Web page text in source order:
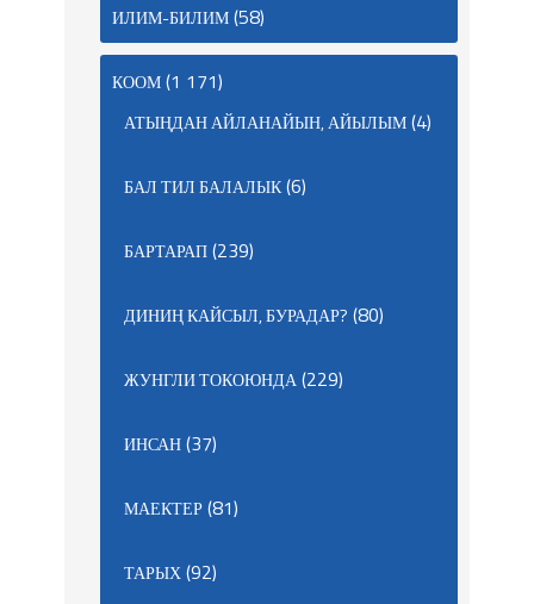
ИЛИМ-БИЛИМ(58)
КООМ(1 171)
АТЫҢДАН АЙЛАНАЙЫН, АЙЫЛЫМ(4)
БАЛ ТИЛ БАЛАЛЫК(6)
БАРТАРАП(239)
ДИНИҢ КАЙСЫЛ, БУРАДАР? (80)
ЖУНГЛИ ТОКОЮНДА(229)
ИНСАН(37)
МАЕКТЕР(81)
ТАРЫХ(92)